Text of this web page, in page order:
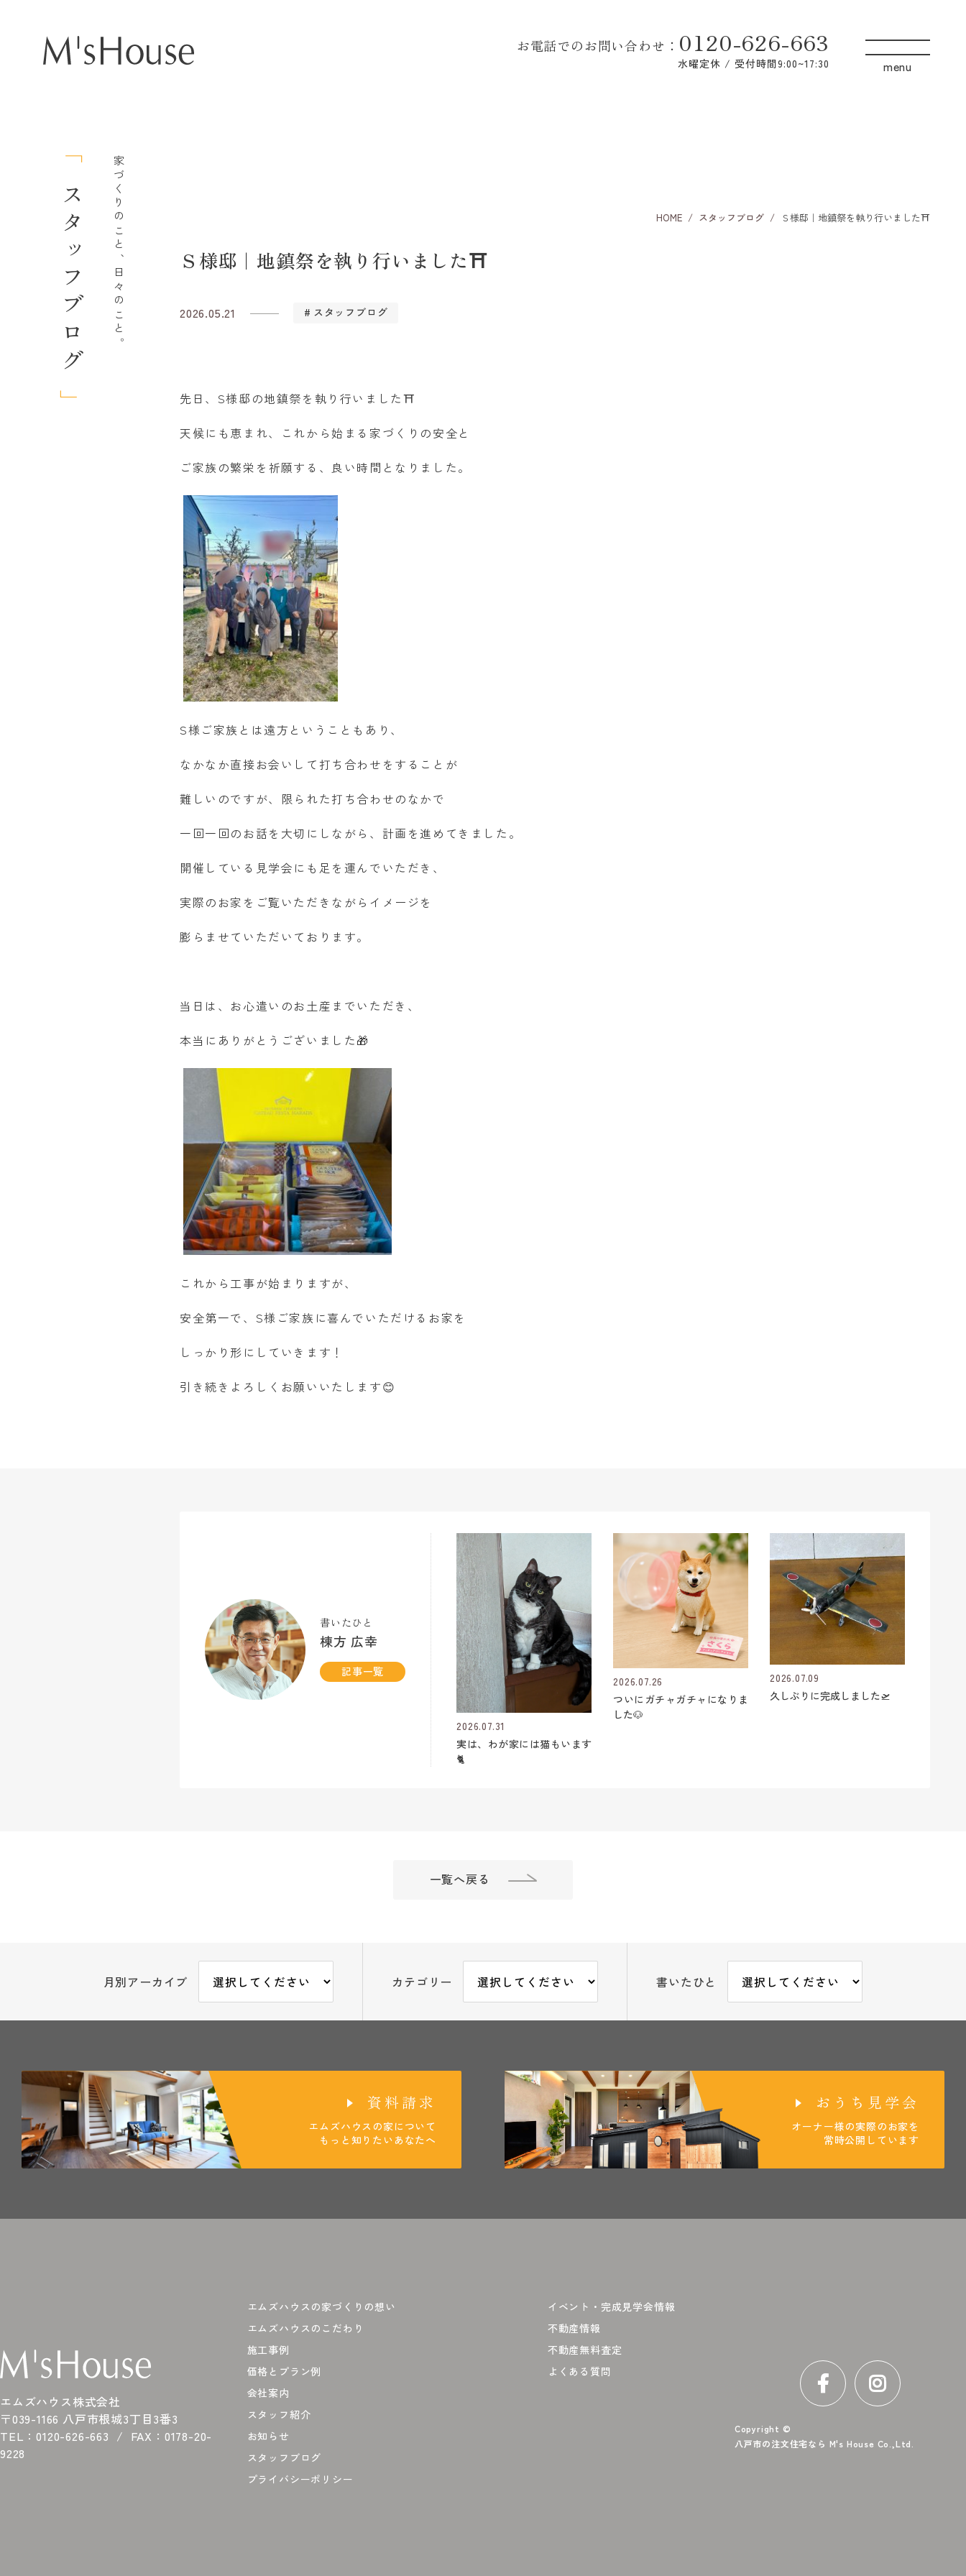
お電話でのお問い合わせ ： 0120-626-663
水曜定休 / 受付時間9:00~17:30
スタッフブログ家づくりのこと、日々のこと。 HOME スタッフブログ Ｓ様邸｜地鎮祭を執り行いました⛩️
Ｓ様邸｜地鎮祭を執り行いました⛩️
2026.05.21 スタッフブログ
先日、S様邸の地鎮祭を執り行いました⛩️
天候にも恵まれ、これから始まる家づくりの安全と
ご家族の繁栄を祈願する、良い時間となりました。
S様ご家族とは遠方ということもあり、
なかなか直接お会いして打ち合わせをすることが
難しいのですが、限られた打ち合わせのなかで
一回一回のお話を大切にしながら、計画を進めてきました。
開催している見学会にも足を運んでいただき、
実際のお家をご覧いただきながらイメージを
膨らませていただいております。
当日は、お心遣いのお土産までいただき、
本当にありがとうございました🎁
これから工事が始まりますが、
安全第一で、S様ご家族に喜んでいただけるお家を
しっかり形にしていきます！
引き続きよろしくお願いいたします😊
書いたひと
棟方 広幸
記事一覧
2026.07.31
実は、わが家には猫もいます
🐈
2026.07.26
ついにガチャガチャになりま
した🐶
2026.07.09
久しぶりに完成しました🛫
一覧へ戻る
月別アーカイブ カテゴリー 書いたひと
資料請求
エムズハウスの家について
もっと知りたいあなたへ
おうち見学会
オーナー様の実際のお家を
常時公開しています
エムズハウス株式会社
〒039-1166 八戸市根城3丁目3番3
TEL：0120-626-663
FAX：0178-20-
9228
エムズハウスの家づくりの想い
エムズハウスのこだわり
施工事例
価格とプラン例
イベント・完成見学会情報
不動産情報
不動産無料査定
よくある質問
会社案内
スタッフ紹介
お知らせ
スタッフブログ
プライバシーポリシー
Copyright ©
八戸市の注文住宅なら M's House Co.,Ltd.